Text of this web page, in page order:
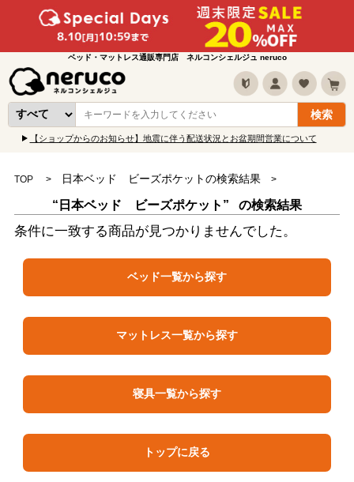
ベッド・マットレス通販専門店 ネルコンシェルジュ neruco
【ショップからのお知らせ】地震に伴う配送状況とお盆期間営業について
TOP 日本ベッド ビーズポケットの検索結果
“日本ベッド ビーズポケット” の検索結果
条件に一致する商品が見つかりませんでした。
ベッド一覧から探す
マットレス一覧から探す
寝具一覧から探す
トップに戻る